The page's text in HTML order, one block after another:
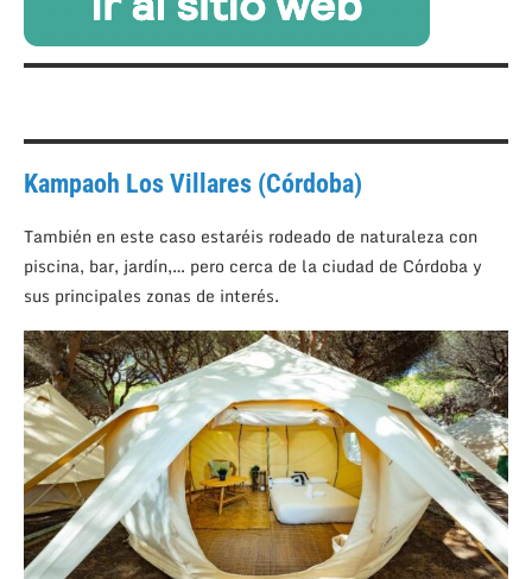
Kampaoh Los Villares (Córdoba)
También en este caso estaréis rodeado de naturaleza con
piscina, bar, jardín,… pero cerca de la ciudad de Córdoba y
sus principales zonas de interés.